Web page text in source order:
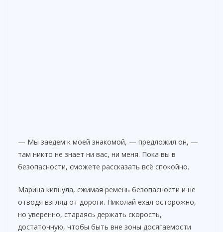
— Мы заедем к моей знакомой, — предложил он, —
там никто не знает ни вас, ни меня. Пока вы в
безопасности, сможете рассказать всё спокойно.
Марина кивнула, сжимая ремень безопасности и не
отводя взгляд от дороги. Николай ехал осторожно,
но уверенно, стараясь держать скорость,
достаточную, чтобы быть вне зоны досягаемости